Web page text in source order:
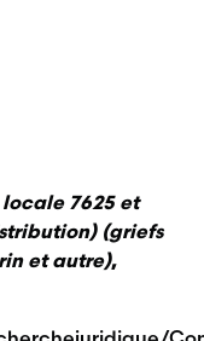
7625 et
(griefs
et autre),